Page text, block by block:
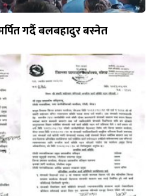
गर्दै बलबहादुर बस्नेत